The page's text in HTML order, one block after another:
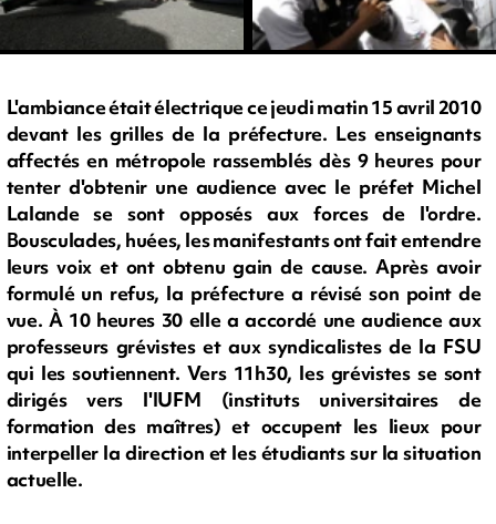
L'ambiance était électrique ce jeudi matin 15 avril 2010
devant les grilles de la préfecture. Les enseignants
affectés en métropole rassemblés dès 9 heures pour
tenter d'obtenir une audience avec le préfet Michel
Lalande se sont opposés aux forces de l'ordre.
Bousculades, huées, les manifestants ont fait entendre
leurs voix et ont obtenu gain de cause. Après avoir
formulé un refus, la préfecture a révisé son point de
vue. À 10 heures 30 elle a accordé une audience aux
professeurs grévistes et aux syndicalistes de la FSU
qui les soutiennent. Vers 11h30, les grévistes se sont
dirigés vers l'IUFM (instituts universitaires de
formation des maîtres) et occupent les lieux pour
interpeller la direction et les étudiants sur la situation
actuelle.